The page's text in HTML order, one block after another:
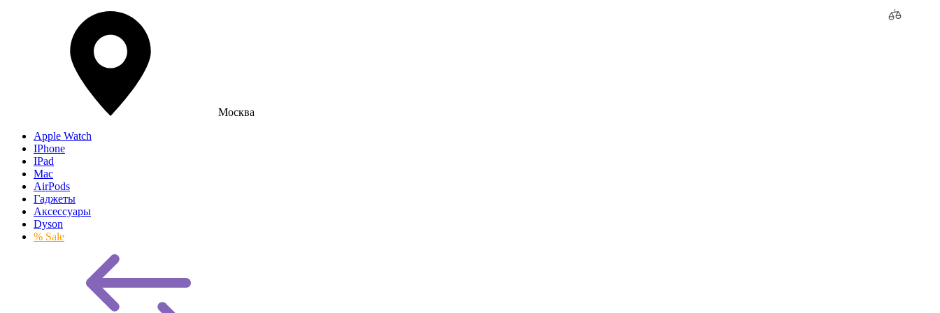
Москва
Apple Watch
IPhone
IPad
Mac
AirPods
Гаджеты
Аксессуары
Dyson
% Sale